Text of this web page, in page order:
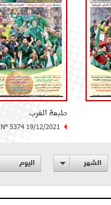
طبعة الغرب
N° 5374 19/12/2021
الشهر اليوم